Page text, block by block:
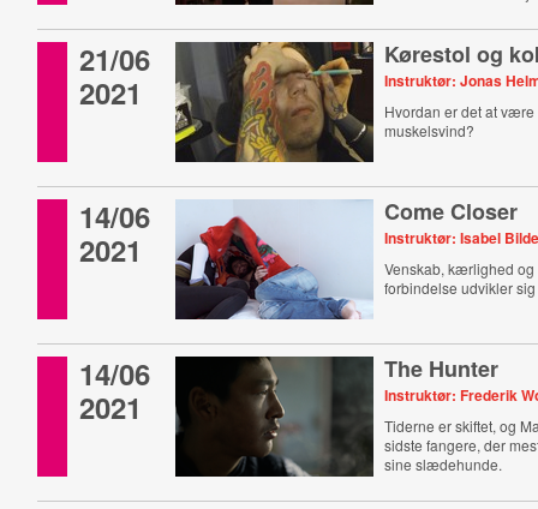
21/06
2021
Kørestol og
Instruktør: Jonas
Hvordan er det at
muskelsvind?
14/06
2021
Come Closer
Instruktør: Isabel
Venskab, kærlighed
forbindelse udvikler
14/06
2021
The Hunter
Instruktør: Frederik
Tiderne er skiftet, og
sidste fangere, der
sine slædehunde.